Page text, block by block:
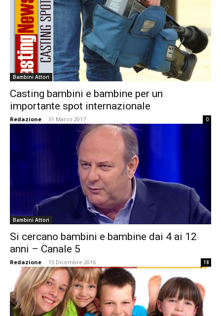
Bambini Attori
Casting bambini e bambine per un
importante spot internazionale
Redazione - 31 Marzo 2017 0
Bambini Attori
Si cercano bambini e bambine dai 4 ai 12
anni – Canale 5
Redazione - 13 Dicembre 2016 18